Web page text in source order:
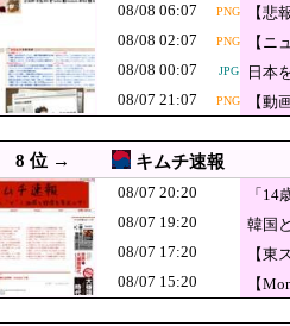
08/07 23:59 【悲報】首相官邸、高市
08/07 23:55 JPG 朝鮮日報 幻となった「
08/07 23:45 JPG
韓国人「海外
（ﾌﾞﾙﾌﾞﾙ」＝
07 23:29 中国の海警局と海軍の
07 23:11 【悲報】テレ朝「れい
07 23:10 JPG
沖縄県の玉城
などに対する
08/08 06:07
PNG
【悲
08/08 02:07
PNG
【ニ
08/08 00:07
JPG
日本
08/07 21:07
PNG 【動
8 位 → キムチ速報
08/07 20:20
「
08/07 19:20
韓国
08/07 17:20
【東
08/07 15:20
【